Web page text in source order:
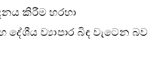
කිරීම හරහා
ව්‍යාපාර බිඳ වැටෙන බව